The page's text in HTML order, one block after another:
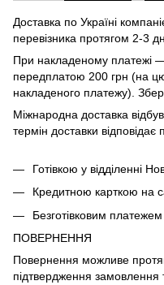
Доставка по Україні
перевізника протягом 2-3
При накладеному платежі
передплатою 200 грн (на
накладеного платежу).
Міжнародна доставка
термін доставки відповідає
Готівкою у відділенні
Кредитною карткою на
Безготівковим платежем
ПОВЕРНЕННЯ
Повернення можливе
підтвердження замовлення